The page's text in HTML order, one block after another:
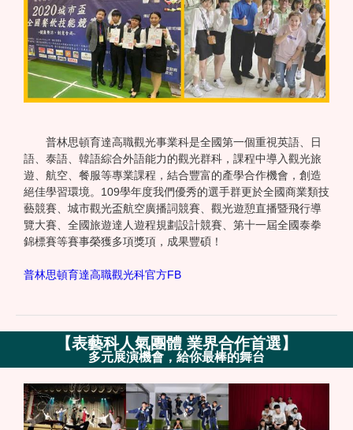
普林思頓育達高職觀光事業科是全國第一個重視英語、日
語、泰語、韓語綜合外語能力的觀光群科，課程中導入觀光旅
遊、航空、餐服等專業課程，結合豐富的產學合作機會，創造
絕佳學習環境。109學年度我們優秀的選手群更於全國商業類技
藝競賽、城市觀光盃航空廣播詞競賽、觀光遊憩直播暨飛行導
覽大賽、全國旅遊達人遊程規劃設計競賽、第十一屆全國泰拳
錦標賽等賽事榮獲多項獎項，成果豐碩！
普林思頓育達高職觀光科官方FB
【表藝科人氣團體 業界合作首選】
多元展演機會，給你最棒的舞台